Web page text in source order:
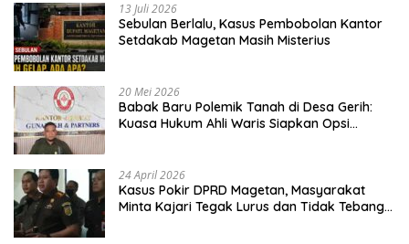
13 Juli 2026
Sebulan Berlalu, Kasus Pembobolan Kantor
Setdakab Magetan Masih Misterius
20 Mei 2026
Babak Baru Polemik Tanah di Desa Gerih:
Kuasa Hukum Ahli Waris Siapkan Opsi
24 April 2026
Kasus Pokir DPRD Magetan, Masyarakat
Minta Kajari Tegak Lurus dan Tidak Tebang